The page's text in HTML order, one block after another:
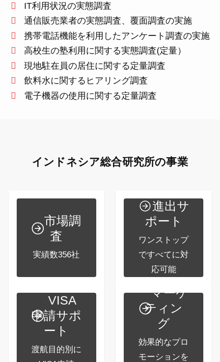
IT利用状況の実態調査
通信販売業者の実態調査、覆面調査の実施
携帯電話機能を利用したアンケート調査の実施
高校生の塾利用に関する実態調査(定量）
現地駐在員の居住に関する定量調査
飲料水に関するヒアリング調査
電子機器の使用に関する定量調査
インドネシア総合研究所の事業
市場調
査
実績数356社
進出サ
ポート
ワンストップ
ですべてに対
応可能
VISA
申請サポ
ート
渡航目的別に
マーケ
ティン
グ
効果的なプロ
モーションを